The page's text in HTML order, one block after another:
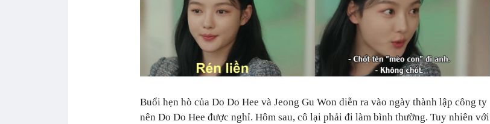
Buổi hẹn hò của Do Do Hee và Jeong Gu Won diễn ra vào ngày thành lập công ty
nên Do Do Hee được nghỉ. Hôm sau, cô lại phải đi làm bình thường. Tuy nhiên với